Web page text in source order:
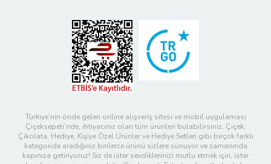
Türkiye’nin önde gelen online alışveriş sitesi ve mobil uygulaması
Çiçeksepeti’nde, ihtiyacınız olan tüm ürünleri bulabilirsiniz. Çiçek,
Çikolata, Hediye, Kişiye Özel Ürünler ve Hediye Setleri gibi birçok farklı
kategoride aradığınız binlerce ürünü sizlere sunuyor ve zamanında
kapınıza getiriyoruz! Siz de ister sevdiklerinizi mutlu etmek için, ister